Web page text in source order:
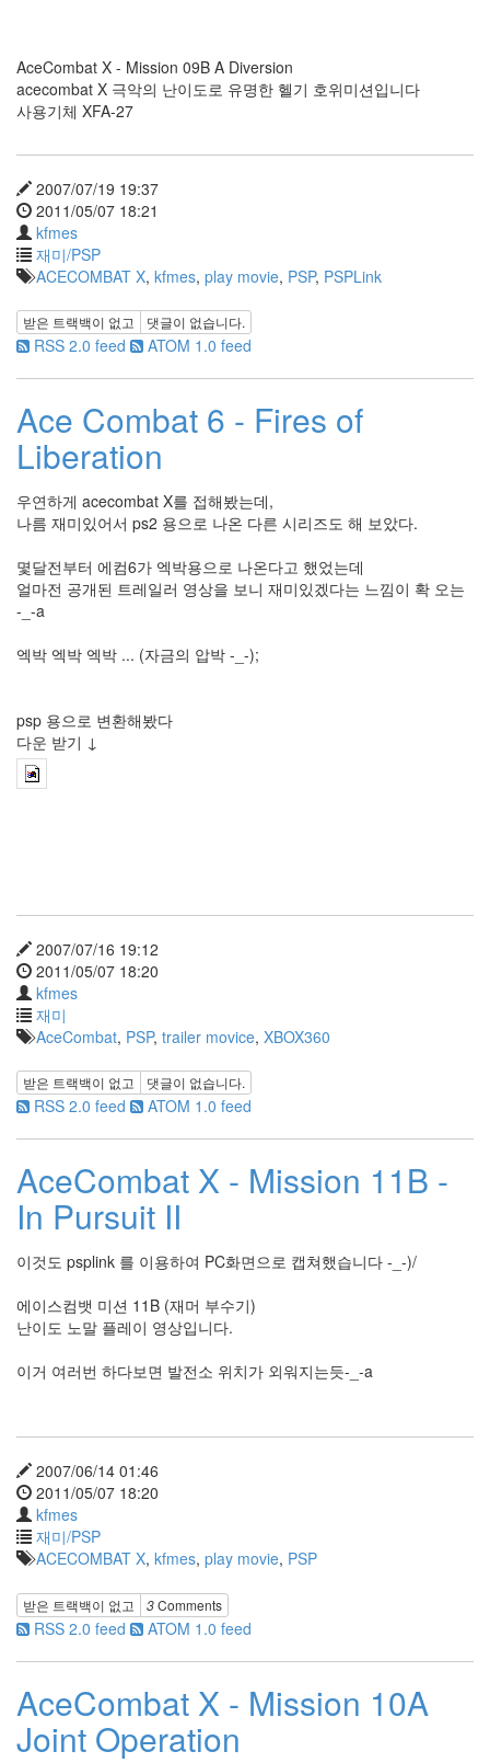
AceCombat X - Mission 09B A Diversion
acecombat X 극악의 난이도로 유명한 헬기 호위미션입니다
사용기체 XFA-27
2007/07/19 19:37
2011/05/07 18:21
kfmes
재미/PSP
ACECOMBAT X, kfmes, play movie, PSP, PSPLink
받은 트랙백이 없고 댓글이 없습니다.
RSS 2.0 feed ATOM 1.0 feed
Ace Combat 6 - Fires of
Liberation
우연하게 acecombat X를 접해봤는데,
나름 재미있어서 ps2 용으로 나온 다른 시리즈도 해 보았다.
몇달전부터 에컴6가 엑박용으로 나온다고 했었는데
얼마전 공개된 트레일러 영상을 보니 재미있겠다는 느낌이 확 오는
-_-a
엑박 엑박 엑박 ... (자금의 압박 -_-);
psp 용으로 변환해봤다
다운 받기 ↓
2007/07/16 19:12
2011/05/07 18:20
kfmes
재미
AceCombat, PSP, trailer movice, XBOX360
받은 트랙백이 없고 댓글이 없습니다.
RSS 2.0 feed ATOM 1.0 feed
AceCombat X - Mission 11B -
In Pursuit II
이것도 psplink 를 이용하여 PC화면으로 캡쳐했습니다 -_-)/
에이스컴뱃 미션 11B (재머 부수기)
난이도 노말 플레이 영상입니다.
이거 여러번 하다보면 발전소 위치가 외워지는듯-_-a
2007/06/14 01:46
2011/05/07 18:20
kfmes
재미/PSP
ACECOMBAT X, kfmes, play movie, PSP
받은 트랙백이 없고 3Comments
RSS 2.0 feed ATOM 1.0 feed
AceCombat X - Mission 10A
Joint Operation